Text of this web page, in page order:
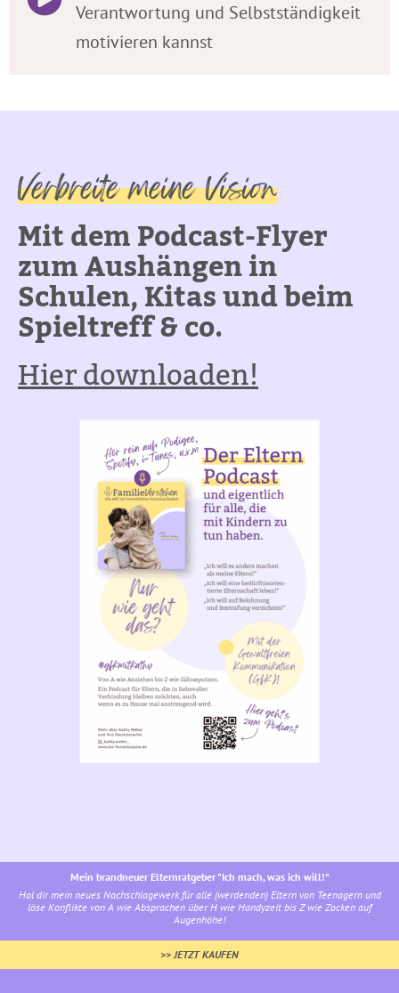
Verantwortung und Selbstständigkeit
motivieren kannst
Verbreite meine Vision
Mit dem Podcast-Flyer
zum Aushängen in
Schulen, Kitas und beim
Spieltreff & co.
Hier downloaden!
Mein brandneuer Elternratgeber "Ich mach, was ich will!"
Hol dir mein neues Nachschlagewerk für alle (werdenden) Eltern von Teenagern und
löse Konflikte von A wie Absprachen über H wie Handyzeit bis Z wie Zocken auf
Augenhöhe!
>> JETZT KAUFEN